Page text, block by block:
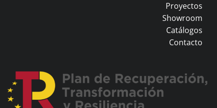
Proyectos
Showroom
Catálogos
Contacto